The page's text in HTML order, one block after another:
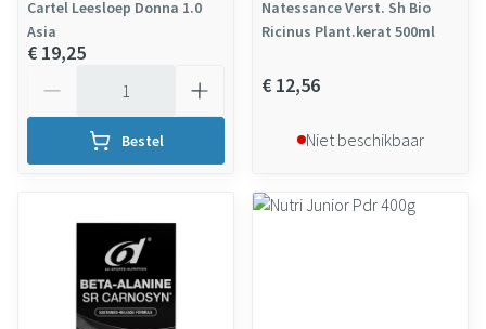
Cartel Leesloep Donna 1.0
Asia
€ 19,25
Bestel
Natessance Verst. Sh Bio
Ricinus Plant.kerat 500ml
€ 12,56
Niet beschikbaar